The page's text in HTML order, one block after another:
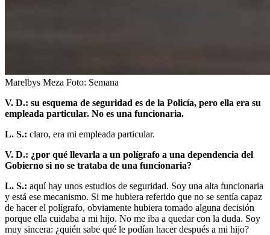
Marelbys Meza Foto: Semana
V. D.: su esquema de seguridad es de la Policía, pero ella era su
empleada particular. No es una funcionaria.
L. S.: claro, era mi empleada particular.
V. D.: ¿por qué llevarla a un polígrafo a una dependencia del
Gobierno si no se trataba de una funcionaria?
L. S.: aquí hay unos estudios de seguridad. Soy una alta funcionaria
y está ese mecanismo. Si me hubiera referido que no se sentía capaz
de hacer el polígrafo, obviamente hubiera tomado alguna decisión
porque ella cuidaba a mi hijo. No me iba a quedar con la duda. Soy
muy sincera: ¿quién sabe qué le podían hacer después a mi hijo?